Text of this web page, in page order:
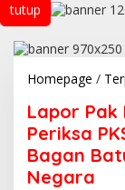
tutup
Homepage /
Lapor Pak
Periksa
Bagan
Negara